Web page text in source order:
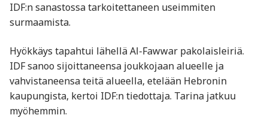
IDF:n sanastossa tarkoitettaneen useimmiten
surmaamista.
Hyökkäys tapahtui lähellä Al-Fawwar pakolaisleiriä.
IDF sanoo sijoittaneensa joukkojaan alueelle ja
vahvistaneensa teitä alueella, etelään Hebronin
kaupungista, kertoi IDF:n tiedottaja. Tarina jatkuu
myöhemmin.